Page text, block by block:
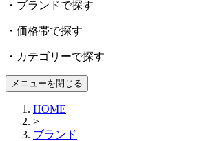
・ブランドで探す
・価格帯で探す
・カテゴリーで探す
メニューを閉じる
HOME
>
ブランド